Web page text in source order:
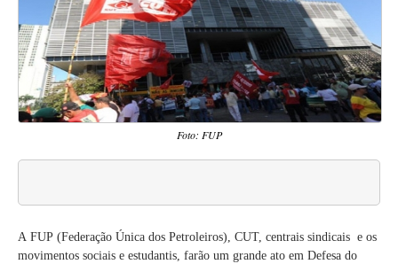
Foto: FUP
A FUP (Federação Única dos Petroleiros), CUT, centrais sindicais e os
movimentos sociais e estudantis, farão um grande ato em Defesa do